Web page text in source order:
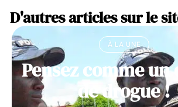
D'autres articles sur le
À LA UNE
Pensez comme un
de drogue !